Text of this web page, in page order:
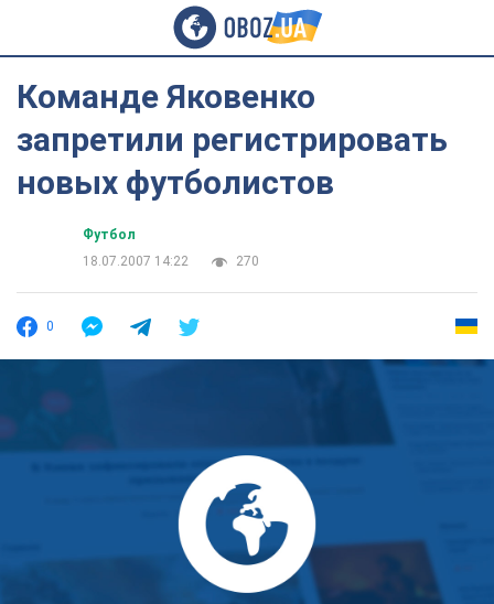
Команде Яковенко
запретили регистрировать
новых футболистов
Футбол
18.07.2007 14:22
270
0